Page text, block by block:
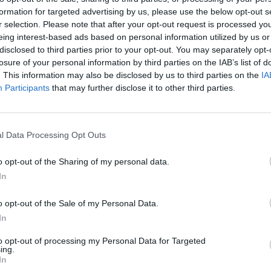
for targeted advertising by us, please use the below opt-out
selection. Please note that after your opt-out request is processed
interest-based ads based on personal information utilized by us
to third parties prior to your opt-out. You may separately
of your personal information by third parties on the IAB’s list of
This information may also be disclosed by us to third parties on the
Participants that may further disclose it to other third parties.
Data Processing Opt Outs
opt-out of the Sharing of my personal data.
opt-out of the Sale of my Personal Data.
opt-out of processing my Personal Data for Targeted
τον Πρόεδρο της Βουλής έναν τουλάχιστον
Προέδρου. Η εκλογή του Προέδρου της
καθώς από τον Μάρτιο του 2019 έχει
της Δημοκρατίας με τη διάλυση της
224 ψήφων εγκρίθηκε το άρθρο 32
της Δημοκρατίας από τη διάλυση της
τοπίο για την κυβέρνηση Μητσοτάκη,
την εκλογή νέου Προέδρου της
Σύμφωνα με το άρθρο 32 του
από τη Βουλή γίνεται με